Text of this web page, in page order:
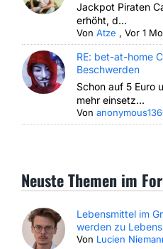
Jackpot Piraten
erhöht, d...
VonAtze ,Vor 1
RE: bet-at-home
Beschwerden
Schon auf 5 Euro
mehr einsetz...
Von
Neuste Themen im
Lebensmittel im
werden zu
Von Lucien